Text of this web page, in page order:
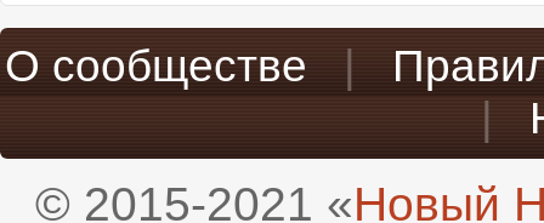
О сообществе
© 2015-2021 «Новый